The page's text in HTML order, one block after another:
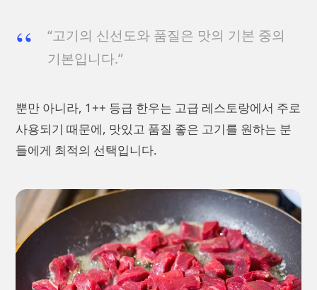
“고기의 신선도와 품질은 맛의 기본 중의
기본입니다.”
뿐만 아니라, 1++ 등급 한우는 고급 레스토랑에서 주로
사용되기 때문에, 맛있고 품질 좋은 고기를 원하는 분
들에게 최적의 선택입니다.